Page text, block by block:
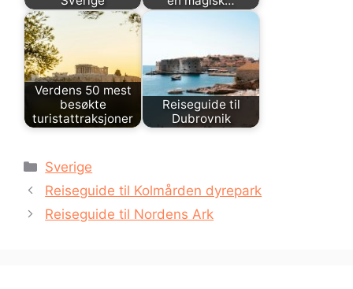
Verdens 50 mest
besøkte
turistattraksjoner
Reiseguide til
Dubrovnik
Kategorier
Sverige
Reiseguide til Kolmården dyrepark
Reiseguide til Nordens Ark